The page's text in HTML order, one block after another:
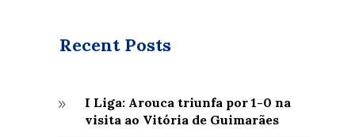
Recent Posts
9
I Liga: Arouca triunfa por 1-0 na
visita ao Vitória de Guimarães